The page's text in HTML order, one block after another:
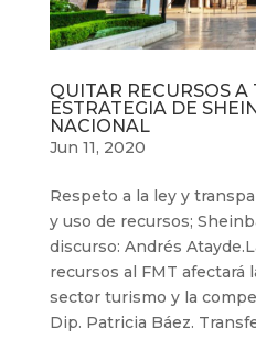
QUITAR RECURSOS
ESTRATEGIA DE
NACIONAL
Jun 11, 2020
Respeto a la ley y
y uso de recursos;
discurso: Andrés
recursos al FMT afectará
sector turismo y la
Dip. Patricia Báez.